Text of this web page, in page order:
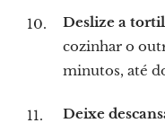
Deslize a
cozinhar o
minutos, até
Deixe